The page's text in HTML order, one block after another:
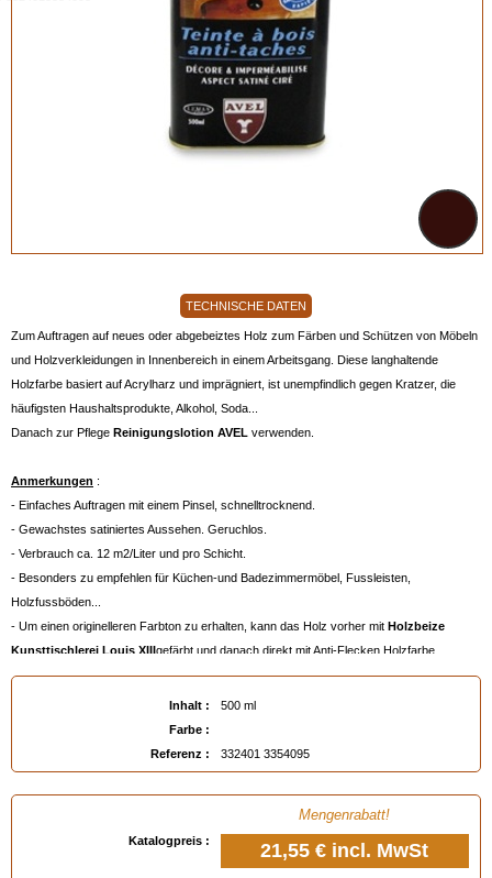
TECHNISCHE DATEN
Zum Auftragen auf neues oder abgebeiztes Holz zum Färben und Schützen von Möbeln
und Holzverkleidungen in Innenbereich in einem Arbeitsgang. Diese langhaltende
Holzfarbe basiert auf Acrylharz und imprägniert, ist unempfindlich gegen Kratzer, die
häufigsten Haushaltsprodukte, Alkohol, Soda...
Danach zur Pflege Reinigungslotion AVEL verwenden.
Anmerkungen :
- Einfaches Auftragen mit einem Pinsel, schnelltrocknend.
- Gewachstes satiniertes Aussehen. Geruchlos.
- Verbrauch ca. 12 m2/Liter und pro Schicht.
- Besonders zu empfehlen für Küchen-und Badezimmermöbel, Fussleisten,
Holzfussböden...
- Um einen originelleren Farbton zu erhalten, kann das Holz vorher mit Holzbeize
Kunsttischlerei Louis XIIIgefärbt und danach direkt mit Anti-Flecken Holzfarbe
behandelt werden oder mit der farblosen Version aufgehellt werden.
Inhalt :
500 ml
Farbe :
Referenz :
332401 3354095
Mengenrabatt!
Katalogpreis : 21,55 € incl. MwSt